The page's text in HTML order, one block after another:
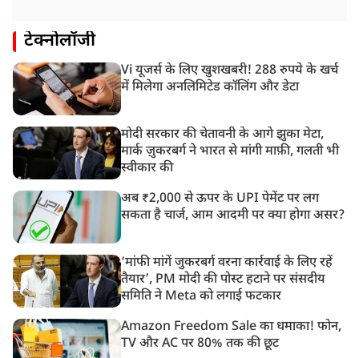
टेक्नोलॉजी
Vi यूजर्स के लिए खुशखबरी! 288 रुपये के खर्च
में मिलेगा अनलिमिटेड कॉलिंग और डेटा
मोदी सरकार की चेतावनी के आगे झुका मेटा,
मार्क ज़ुकरबर्ग ने भारत से मांगी माफ़ी, गलती भी
स्वीकार की
अब ₹2,000 से ऊपर के UPI पेमेंट पर लग
सकता है चार्ज, आम आदमी पर क्या होगा असर?
‘मांफी मांगें जुकरबर्ग वरना कार्रवाई के लिए रहें
तैयार’, PM मोदी की पोस्ट हटाने पर संसदीय
समिति ने Meta को लगाई फटकार
Amazon Freedom Sale का धमाका! फोन,
TV और AC पर 80% तक की छूट